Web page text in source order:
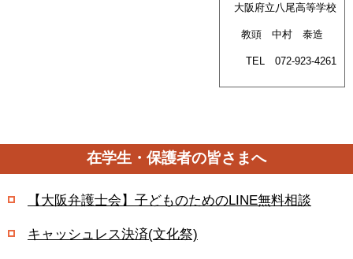
大阪府立八尾高等学校
教頭 中村 泰造
TEL 072-923-4261
在学生・保護者の皆さまへ
【大阪弁護士会】子どものためのLINE無料相談
キャッシュレス決済(文化祭)